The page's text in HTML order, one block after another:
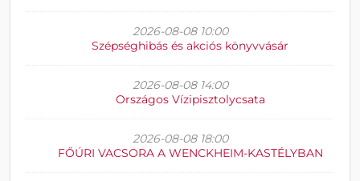
2026-08-08 10:00
Szépséghibás és akciós könyvvásár
2026-08-08 14:00
Országos Vízipisztolycsata
2026-08-08 18:00
FŐÚRI VACSORA A WENCKHEIM-KASTÉLYBAN